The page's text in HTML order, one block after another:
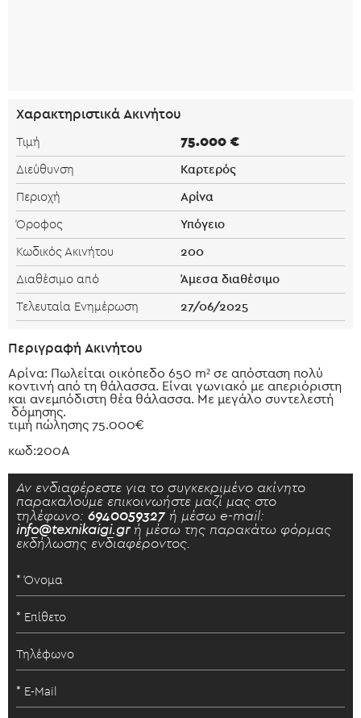
Χαρακτηριστικά Ακινήτου
Τιμή 75.000 €
Διεύθυνση Καρτερός
Περιοχή Αρίνα
Όροφος Υπόγειο
Κωδικός Ακινήτου 200
Διαθέσιμο από Άμεσα διαθέσιμο
Τελευταία Ενημέρωση 27/06/2025
Περιγραφή Ακινήτου
Αρίνα: Πωλείται οικόπεδο 650 m² σε απόσταση πολύ
κοντινή από τη θάλασσα. Είναι γωνιακό με απεριόριστη
και ανεμπόδιστη θέα θάλασσα. Με μεγάλο συντελεστή
δόμησης.
τιμή πώλησης 75.000€
κωδ:200Α
Αν ενδιαφέρεστε για το συγκεκριμένο ακίνητο
παρακαλούμε επικοινωήστε μαζί μας στο
τηλέφωνο: 6940059327 ή μέσω e-mail:
info@texnikaigi.grή μέσω της παρακάτω φόρμας
εκδήλωσης ενδιαφέροντος.